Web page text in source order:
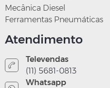
Mecânica Diesel
Ferramentas Pneumáticas
Atendimento
Televendas
(11) 5681-0813
Whatsapp